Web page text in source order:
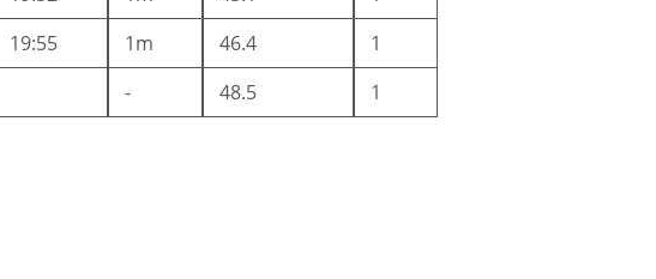
19:55 1m 46.4
1
- 48.5 1